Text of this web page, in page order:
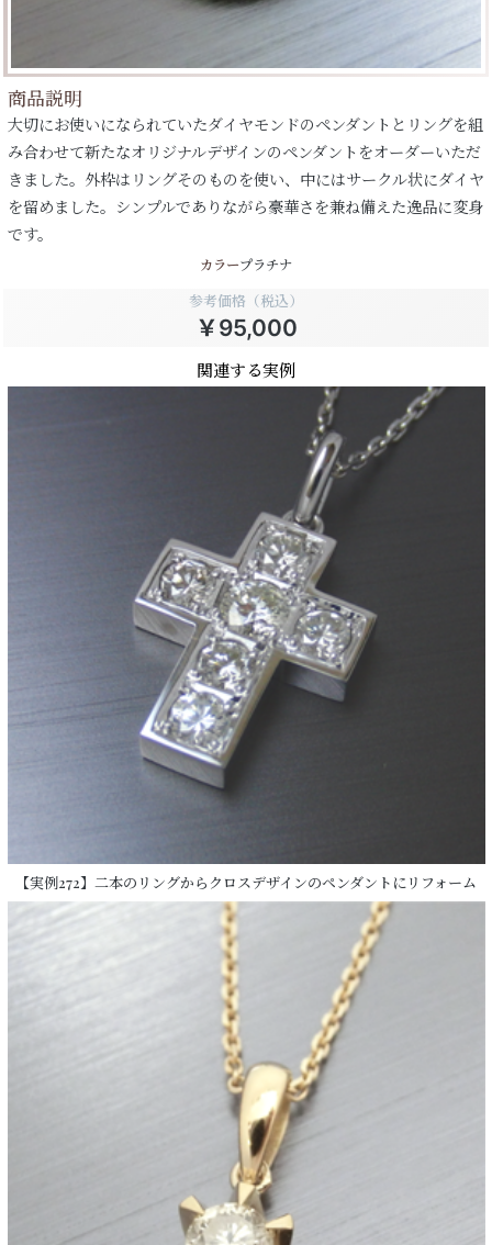
商品説明
大切にお使いになられていたダイヤモンドのペンダントとリングを組
み合わせて新たなオリジナルデザインのペンダントをオーダーいただ
きました。外枠はリングそのものを使い、中にはサークル状にダイヤ
を留めました。シンプルでありながら豪華さを兼ね備えた逸品に変身
です。
カラープラチナ
参考価格（税込）
￥95,000
関連する実例
【実例272】二本のリングからクロスデザインのペンダントにリフォーム